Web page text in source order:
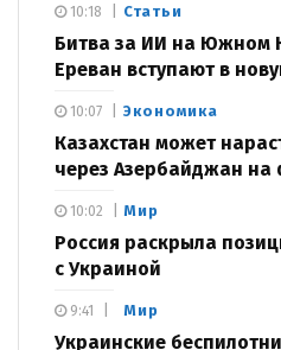
Статьи
Битва за ИИ на Южном
Ереван вступают в
10:18
Экономика
Казахстан может
через Азербайджан
10:07
Мир
Россия раскрыла
с Украиной
10:02
Мир
Украинские
9:41